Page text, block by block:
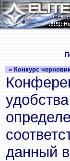
» Конкурс
данный